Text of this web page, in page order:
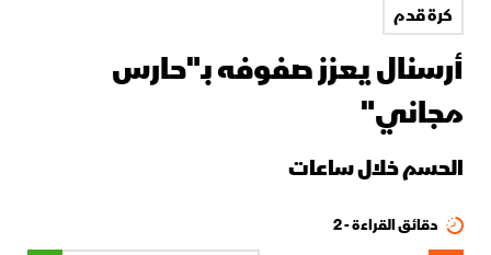
كرة قدم
أرسنال يعزز صفوفه بـ"حارس
مجاني"
الحسم خلال ساعات
دقائق القراءة - 2